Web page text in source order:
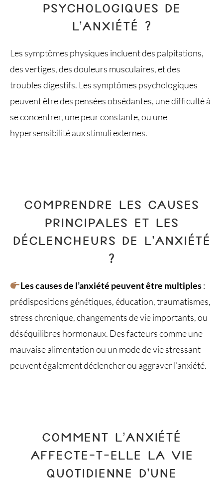
PSYCHOLOGIQUES DE
L’ANXIÉTÉ ?
Les symptômes physiques incluent des palpitations,
des vertiges, des douleurs musculaires, et des
troubles digestifs. Les symptômes psychologiques
peuvent être des pensées obsédantes, une difficulté à
se concentrer, une peur constante, ou une
hypersensibilité aux stimuli externes.
COMPRENDRE LES CAUSES
PRINCIPALES ET LES
DÉCLENCHEURS DE L’ANXIÉTÉ
?
Les causes de l’anxiété peuvent être multiples:
prédispositions génétiques, éducation, traumatismes,
stress chronique, changements de vie importants, ou
déséquilibres hormonaux. Des facteurs comme une
mauvaise alimentation ou un mode de vie stressant
peuvent également déclencher ou aggraver l’anxiété.
COMMENT L’ANXIÉTÉ
AFFECTE-T-ELLE LA VIE
QUOTIDIENNE D’UNE